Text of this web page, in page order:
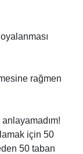
rağmen
için 50
50 taban